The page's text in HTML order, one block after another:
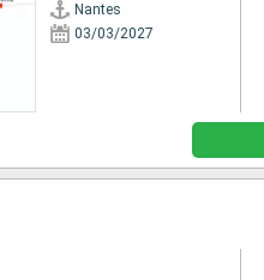
Nantes
03/03/2027